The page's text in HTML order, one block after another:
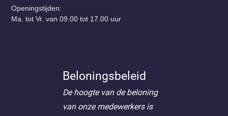
Beloningsbeleid
De hoogte van de beloning
van onze medewerkers is
Openingstijden:
Ma. tot Vr. van 09.00 tot 17.00 uur